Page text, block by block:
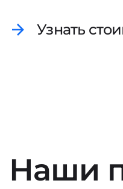
Узнать
Наши